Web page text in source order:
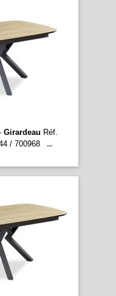
Girardeau Réf.
/ 700968
...